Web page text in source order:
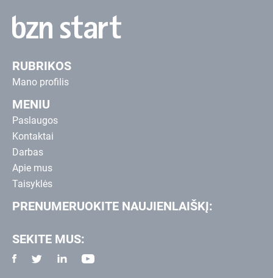
RUBRIKOS
Mano profilis
MENIU
Paslaugos
Kontaktai
Darbas
Apie mus
Taisyklės
PRENUMERUOKITE NAUJIENLAIŠKĮ:
SEKITE MUS: